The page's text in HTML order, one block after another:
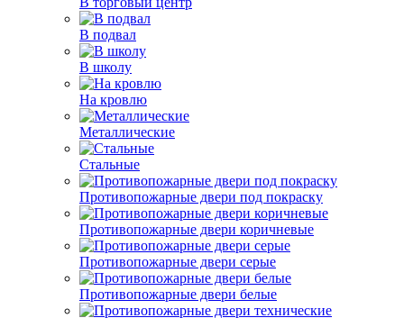
В подвал
В школу
На кровлю
Металлические
Стальные
Противопожарные двери под покраску
Противопожарные двери коричневые
Противопожарные двери серые
Противопожарные двери белые